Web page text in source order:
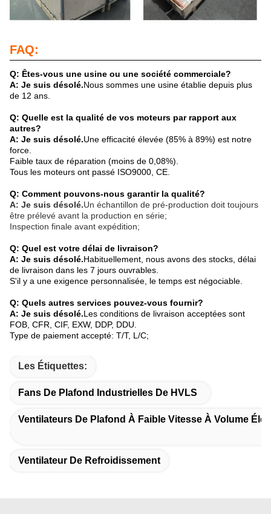
FAQ:
Q: Êtes-vous une usine ou une société commerciale?
A: Je suis désolé.Nous sommes une usine établie depuis plus
de 12 ans.
Q: Quelle est la qualité de vos moteurs par rapport aux
autres?
A: Je suis désolé.Une efficacité élevée (85% à 89%) est notre
force.
Faible taux de réparation (moins de 0,08%).
Tous les moteurs ont passé ISO9000, CE.
Q: Comment pouvons-nous garantir la qualité?
A: Je suis désolé.Un échantillon de pré-production doit toujours
être prélevé avant la production en série;
Inspection finale avant expédition;
Q: Quel est votre délai de livraison?
A: Je suis désolé.Habituellement, nous avons des stocks, délai
de livraison dans les 7 jours ouvrables.
S'il y a une exigence personnalisée, le temps est négociable.
Q: Quels autres services pouvez-vous fournir?
A: Je suis désolé.Les conditions de livraison acceptées sont
FOB, CFR, CIF, EXW, DDP, DDU.
Type de paiement accepté: T/T, L/C;
Les Étiquettes:
Fans De Plafond Industrielles De HVLS
Ventilateurs De Plafond À Faible Vitesse À Volume
Ventilateur De Refroidissement